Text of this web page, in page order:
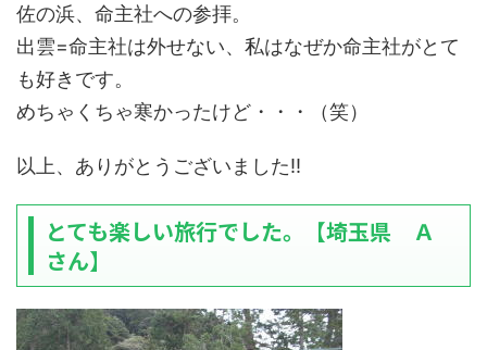
佐の浜、命主社への参拝。
出雲=命主社は外せない、私はなぜか命主社がとて
も好きです。
めちゃくちゃ寒かったけど・・・（笑）
以上、ありがとうございました!!
とても楽しい旅行でした。【埼玉県 Ａ
さん】